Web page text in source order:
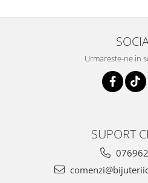
Urmareste-ne in
SUPORT